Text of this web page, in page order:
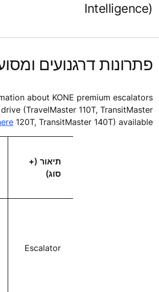
Intelligence)
פתרונות דרגנועים
about KONE premium escalators
(TravelMaster 110T, TransitMaster
120T, TransitMaster 140T) available
תיאור (+
סוג)
Escalator